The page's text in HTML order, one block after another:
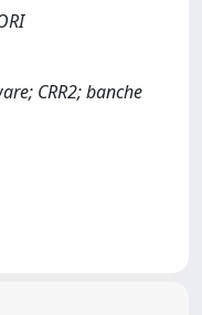
CRR2; banche